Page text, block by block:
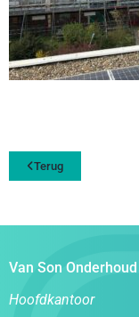
Terug
Van Son
Hoofdkantoor